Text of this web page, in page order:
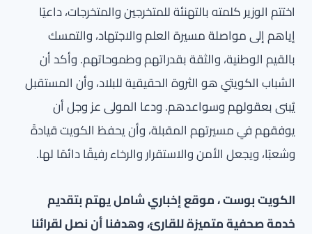
اختتم الوزير كلمته بالتهنئة للمتخرجين والمتخرجات، داعيًا
إياهم إلى مواصلة مسيرة العلم والاجتهاد، والتمسك
بالقيم الوطنية، والثقة بقدراتهم وطموحاتهم. وأكد أن
الشباب الكويتي هو الثروة الحقيقية للبلاد، وأن المستقبل
يُبنى بعقولهم وسواعدهم. ودعا المولى عز وجل أن
يوفقهم في مسيرتهم المقبلة، وأن يحفظ الكويت قيادةً
وشعبًا، ويجعل الأمن والاستقرار والرخاء رفيقًا دائمًا لها.
الكويت بوست ، موقع إخباري شامل يهتم بتقديم
خدمة صحفية متميزة للقارئ، وهدفنا أن نصل لقرائنا